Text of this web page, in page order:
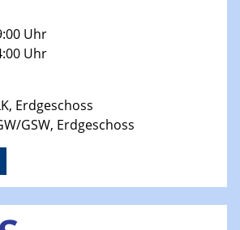
Uhr
Uhr
Erdgeschoss
GSW, Erdgeschoss